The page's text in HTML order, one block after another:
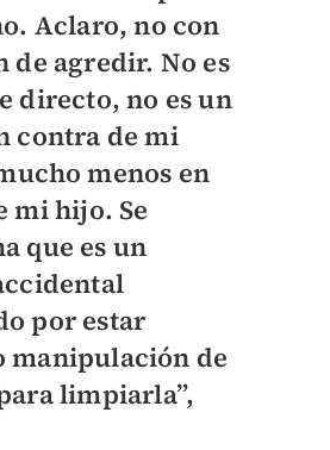
Aclaro, no con
de agredir. No es
directo, no es un
contra de mi
menos en
mi hijo. Se
que es un
por estar
manipulación de
limpiarla”,